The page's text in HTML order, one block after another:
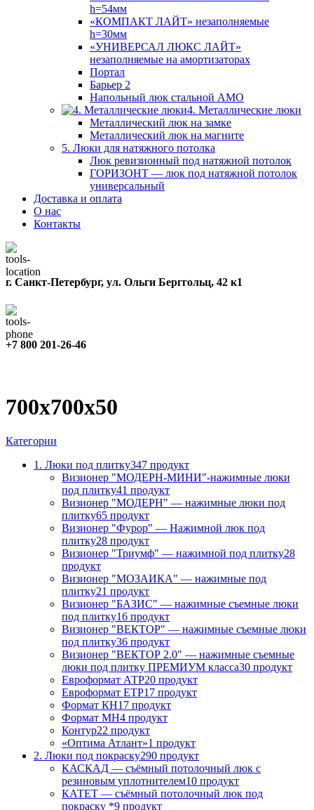
h=54мм
«КОМПАКТ ЛАЙТ» незаполняемые
h=30мм
«УНИВЕРСАЛ ЛЮКС ЛАЙТ»
незаполняемые на амортизаторах
Портал
Барьер 2
Напольный люк стальной АМО
4. Металлические люки
Металлический люк на замке
Металлический люк на магните
5. Люки для натяжного потолка
Люк ревизионный под натяжной потолок
ГОРИЗОНТ — люк под натяжной потолок
универсальный
Доставка и оплата
О нас
Контакты
г. Санкт-Петербург, ул. Ольги Берггольц, 42 к1
+7 800 201-26-46
700х700х50
Категории
1. Люки под плитку347 продукт
Визионер "МОДЕРН-МИНИ"-нажимные люки
под плитку41 продукт
Визионер "МОДЕРН" — нажимные люки под
плитку65 продукт
Визионер "Фурор" — Нажимной люк под
плитку28 продукт
Визионер "Триумф" — нажимной под плитку28
продукт
Визионер "МОЗАИКА" — нажимные под
плитку21 продукт
Визионер "БАЗИС" — нажимные съемные люки
под плитку16 продукт
Визионер "ВЕКТОР" — нажимные съемные люки
под плитку36 продукт
Визионер "ВЕКТОР 2.0" — нажимные съемные
люки под плитку ПРЕМИУМ класса30 продукт
Евроформат АТР20 продукт
Евроформат ЕТР17 продукт
Формат КН17 продукт
Формат МН4 продукт
Контур22 продукт
«Оптима Атлант»1 продукт
2. Люки под покраску290 продукт
КАСКАД — съёмный потолочный люк с
резиновым уплотнителем10 продукт
КАТЕТ — съёмный потолочный люк под
покраску *9 продукт